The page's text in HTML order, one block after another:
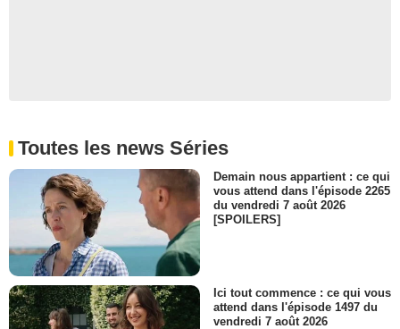
Toutes les news Séries
Demain nous appartient : ce qui
vous attend dans l'épisode 2265
du vendredi 7 août 2026
[SPOILERS]
Ici tout commence : ce qui vous
attend dans l'épisode 1497 du
vendredi 7 août 2026